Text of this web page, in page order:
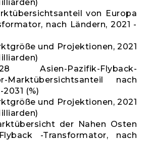
von Europa
nach Ländern, 2021 -
und Projektionen, 2021
Asien-Pazifik-Flyback-
Marktübersichtsanteil nach
(%)
und Projektionen, 2021
der Nahen Osten
-Transformator, nach